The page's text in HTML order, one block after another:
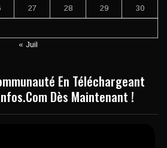
27 28 29 30
« Juil
En Téléchargeant
Dès Maintenant !